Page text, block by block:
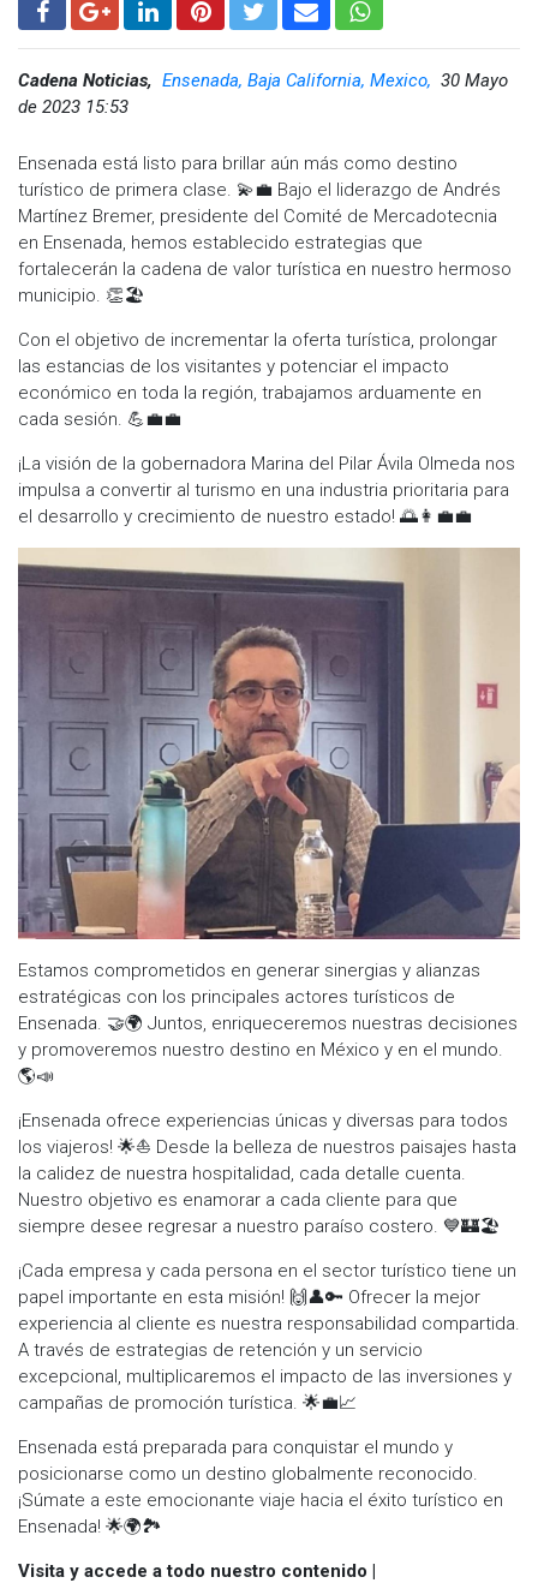
Cadena Noticias, Ensenada, Baja California, Mexico, 30 Mayo
de 2023 15:53
Ensenada está listo para brillar aún más como destino
turístico de primera clase. 💫💼 Bajo el liderazgo de Andrés
Martínez Bremer, presidente del Comité de Mercadotecnia
en Ensenada, hemos establecido estrategias que
fortalecerán la cadena de valor turística en nuestro hermoso
municipio. 👏🏖️
Con el objetivo de incrementar la oferta turística, prolongar
las estancias de los visitantes y potenciar el impacto
económico en toda la región, trabajamos arduamente en
cada sesión. 💪💼💼
¡La visión de la gobernadora Marina del Pilar Ávila Olmeda nos
impulsa a convertir al turismo en una industria prioritaria para
el desarrollo y crecimiento de nuestro estado! 🌅👩‍💼💼
Estamos comprometidos en generar sinergias y alianzas
estratégicas con los principales actores turísticos de
Ensenada. 🤝🌍 Juntos, enriqueceremos nuestras decisiones
y promoveremos nuestro destino en México y en el mundo.
🌎📣
¡Ensenada ofrece experiencias únicas y diversas para todos
los viajeros! 🌟⛵ Desde la belleza de nuestros paisajes hasta
la calidez de nuestra hospitalidad, cada detalle cuenta.
Nuestro objetivo es enamorar a cada cliente para que
siempre desee regresar a nuestro paraíso costero. 💙🏰🏖️
¡Cada empresa y cada persona en el sector turístico tiene un
papel importante en esta misión! 🙌👤🔑 Ofrecer la mejor
experiencia al cliente es nuestra responsabilidad compartida.
A través de estrategias de retención y un servicio
excepcional, multiplicaremos el impacto de las inversiones y
campañas de promoción turística. 🌟💼📈
Ensenada está preparada para conquistar el mundo y
posicionarse como un destino globalmente reconocido.
¡Súmate a este emocionante viaje hacia el éxito turístico en
Ensenada! 🌟🌍🏞️
Visita y accede a todo nuestro contenido |